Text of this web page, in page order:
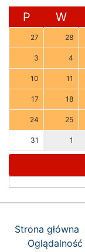
P W
27 28
3 4
10 11
17 18
24 25
31 1
Strona główna
Oglądalność